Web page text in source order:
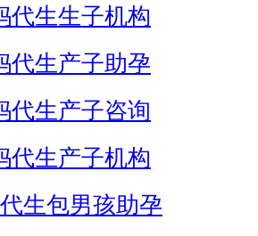
代生生子机构
代生产子助孕
代生产子咨询
代生产子机构
生包男孩助孕